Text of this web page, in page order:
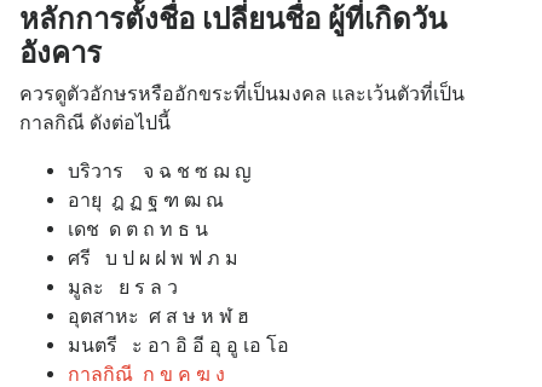
หลักการตั้งชื่อ เปลี่ยนชื่อ ผู้ที่เกิดวัน
อังคาร
ควรดูตัวอักษรหรืออักขระที่เป็นมงคล และเว้นตัวที่เป็น
กาลกิณี ดังต่อไปนี้
บริวาร จ ฉ ช ซ ฌ ญ
อายุ ฎ ฏ ฐ ฑ ฒ ณ
เดช ด ต ถ ท ธ น
ศรี บ ป ผ ฝ พ ฟ ภ ม
มูละ ย ร ล ว
อุตสาหะ ศ ส ษ ห ฬ ฮ
มนตรี ะ อา อิ อี อุ อู เอ โอ
กาลกิณี ก ข ค ฆ ง